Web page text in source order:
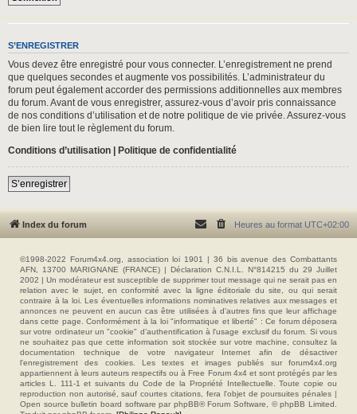
S’ENREGISTRER
Vous devez être enregistré pour vous connecter. L’enregistrement ne prend
que quelques secondes et augmente vos possibilités. L’administrateur du
forum peut également accorder des permissions additionnelles aux membres
du forum. Avant de vous enregistrer, assurez-vous d’avoir pris connaissance
de nos conditions d’utilisation et de notre politique de vie privée. Assurez-vous
de bien lire tout le règlement du forum.
Conditions d’utilisation | Politique de confidentialité
S’enregistrer
Index du forum Heures au format UTC+02:00
©1998-2022 Forum4x4.org, association loi 1901 | 36 bis avenue des Combattants
AFN, 13700 MARIGNANE (FRANCE) | Déclaration C.N.I.L. N°814215 du 29 Juillet
2002 | Un modérateur est susceptible de supprimer tout message qui ne serait pas en
relation avec le sujet, en conformité avec la ligne éditoriale du site, ou qui serait
contraire à la loi. Les éventuelles informations nominatives relatives aux messages et
annonces ne peuvent en aucun cas être utilisées à d'autres fins que leur affichage
dans cette page. Conformément à la loi "informatique et liberté" : Ce forum déposera
sur votre ordinateur un "cookie" d’authentification à l'usage exclusif du forum. Si vous
ne souhaitez pas que cette information soit stockée sur votre machine, consultez la
documentation technique de votre navigateur Internet afin de désactiver
l'enregistrement des cookies. Les textes et images publiés sur forum4x4.org
appartiennent à leurs auteurs respectifs ou à Free Forum 4x4 et sont protégés par les
articles L. 111-1 et suivants du Code de la Propriété Intellectuelle. Toute copie ou
reproduction non autorisé, sauf courtes citations, fera l'objet de poursuites pénales |
Open source bulletin board software par phpBB® Forum Software, © phpBB Limited.